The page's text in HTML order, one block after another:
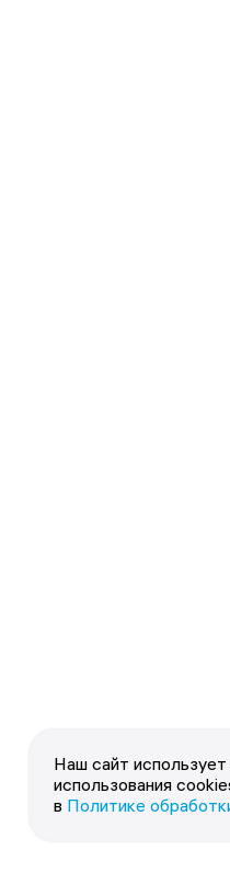
Наш сайт
использования
в Политике